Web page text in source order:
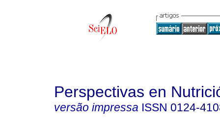
Perspectivas en
versão impressa ISSN 0124-